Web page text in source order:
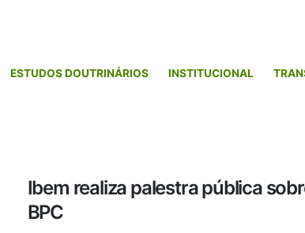
ESTUDOS DOUTRINÁRIOS INSTITUCIONAL
Ibem realiza palestra pública
BPC